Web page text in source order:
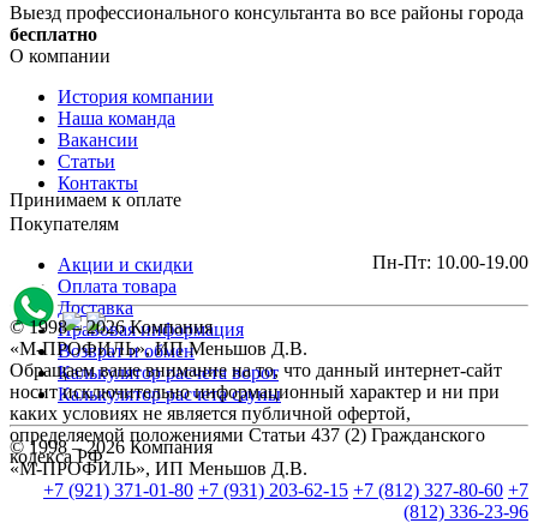
Выезд профессионального консультанта во все районы города
бесплатно
О компании
История компании
Наша команда
Вакансии
Статьи
Контакты
Покупателям
Акции и скидки
Оплата товара
Доставка
Правовая информация
Возврат и обмен
Калькулятор расчета ворот
Калькулятор расчета сауны
© 1998 – 2026 Компания
«М-ПРОФИЛЬ», ИП Меньшов Д.В.
+7 (921) 371-01-80 +7 (931) 203-62-15 +7 (812) 327-80-60 +7
(812) 336-23-96
Принимаем к оплате
Пн-Пт: 10.00-19.00
© 1998 – 2026 Компания
«М-ПРОФИЛЬ», ИП Меньшов Д.В.
Обращаем ваше внимание на то, что данный интернет-сайт
носит исключительно информационный характер и ни при
каких условиях не является публичной офертой,
определяемой положениями Статьи 437 (2) Гражданского
кодекса РФ.